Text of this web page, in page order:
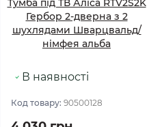
Тумба під ТВ Аліса RTV2S2K
Гербор 2-дверна з 2
шухлядами Шварцвальд/
німфея альба
В наявності
Код товару: 90500128